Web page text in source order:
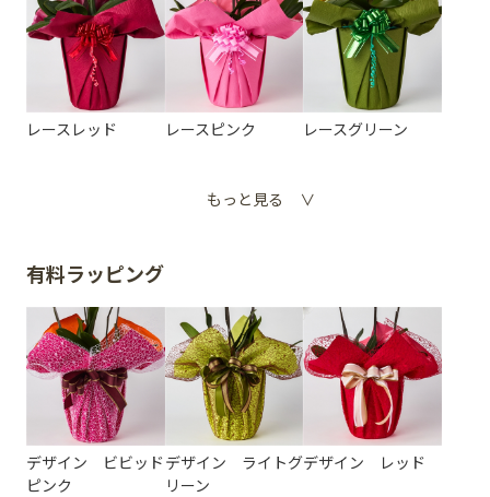
レースレッド レースピンク レースグリーン
もっと見る
有料ラッピング
デザイン ビビッド
ピンク
デザイン ライトグ
リーン
デザイン レッド